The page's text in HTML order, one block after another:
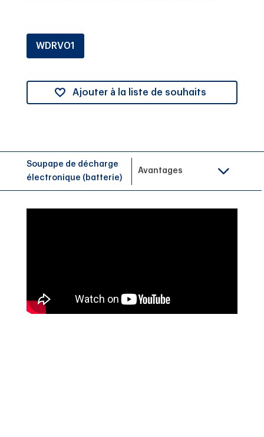
WDRV01
Ajouter à la liste de souhaits
Soupape de décharge
électronique (batterie)
Avantages